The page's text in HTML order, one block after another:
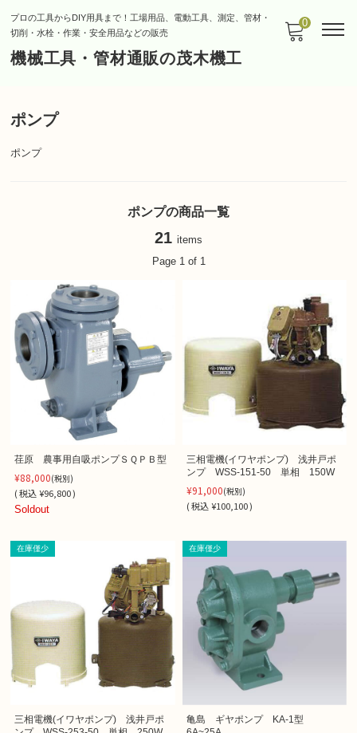
プロの工具からDIY用具まで！工場用品、電動工具、測定、管材・
切削・水栓・作業・安全用品などの販売
機械工具・管材通販の茂木機工
0
ポンプ
ポンプ
ポンプの商品一覧
21 items
Page 1 of 1
荏原 農事用自吸ポンプＳＱＰＢ型
¥88,000(税別)
(税込¥96,800 )
Soldout
三相電機(イワヤポンプ) 浅井戸ポ
ンプ WSS-151-50 単相 150W
¥91,000(税別)
(税込 ¥100,100 )
在庫僅少
三相電機(イワヤポンプ) 浅井戸ポ
在庫僅少
亀島 ギヤポンプ KA-1型